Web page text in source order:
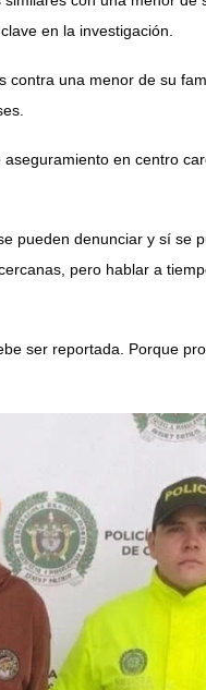
en la investigación.
contra una menor de su
en centro
pueden denunciar y sí se
pero hablar a
ser reportada. Porque